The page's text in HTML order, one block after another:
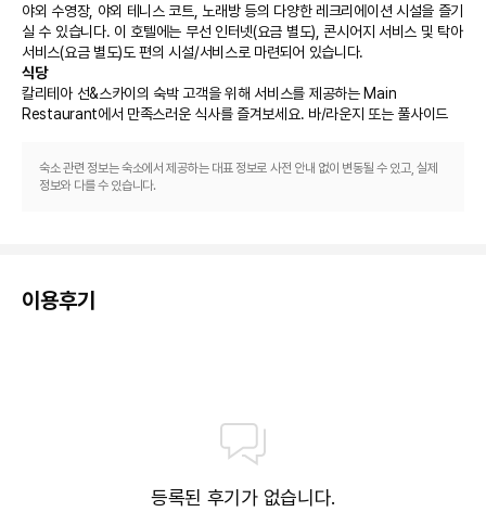
야외 수영장, 야외 테니스 코트, 노래방 등의 다양한 레크리에이션 시설을 즐기
실 수 있습니다. 이 호텔에는 무선 인터넷(요금 별도), 콘시어지 서비스 및 탁아
서비스(요금 별도)도 편의 시설/서비스로 마련되어 있습니다.
식당
칼리테아 선&스카이의 숙박 고객을 위해 서비스를 제공하는 Main
Restaurant에서 만족스러운 식사를 즐겨보세요. 바/라운지 또는 풀사이드
대표적인 편의 시설과 서비스로는 컴퓨터 스테이션, 드라이클리닝/세탁 서비
스, 24시간 운영되는 프런트 데스크 등이 있습니다.
숙소 관련 정보는 숙소에서 제공하는 대표 정보로 사전 안내 없이 변동될 수 있고, 실제
정보와 다를 수 있습니다.
이용후기
등록된 후기가 없습니다.